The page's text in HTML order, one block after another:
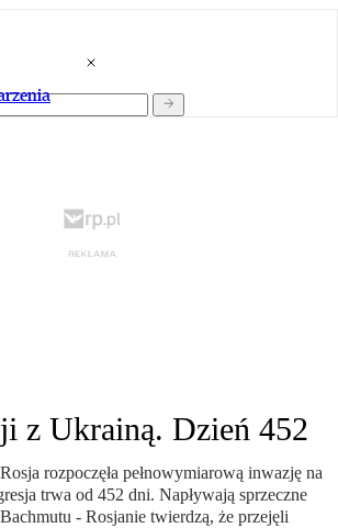
z Ukrainą. Dzień 452
rozpoczęła pełnowymiarową inwazję na
trwa od 452 dni. Napływają sprzeczne
- Rosjanie twierdzą, że przejęli